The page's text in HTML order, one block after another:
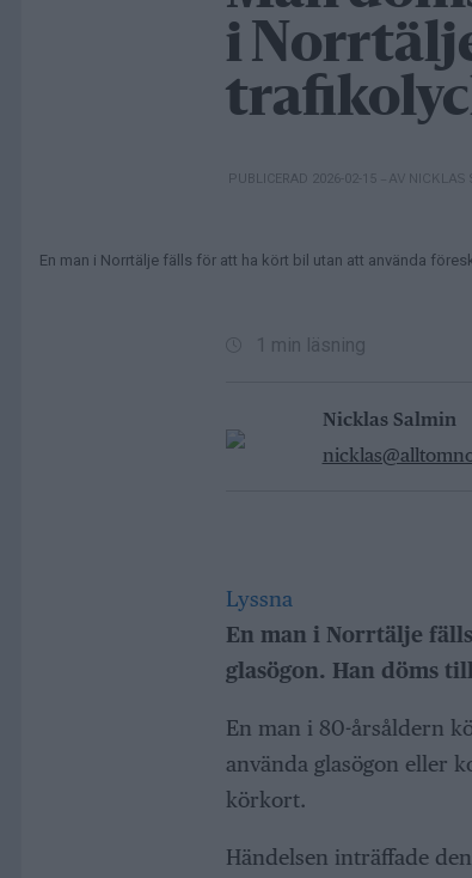
i
PUBLICERAD 2026-02-15 – AV
En man i Norrtälje fälls för att ha kört bil utan att använda
1 min läsning
Nicklas Salmin
Lyssna
En man i Norrtälje
glasögon. Han döms
En man i 80-årsåldern
använda glasögon eller
körkort.
Händelsen inträffade